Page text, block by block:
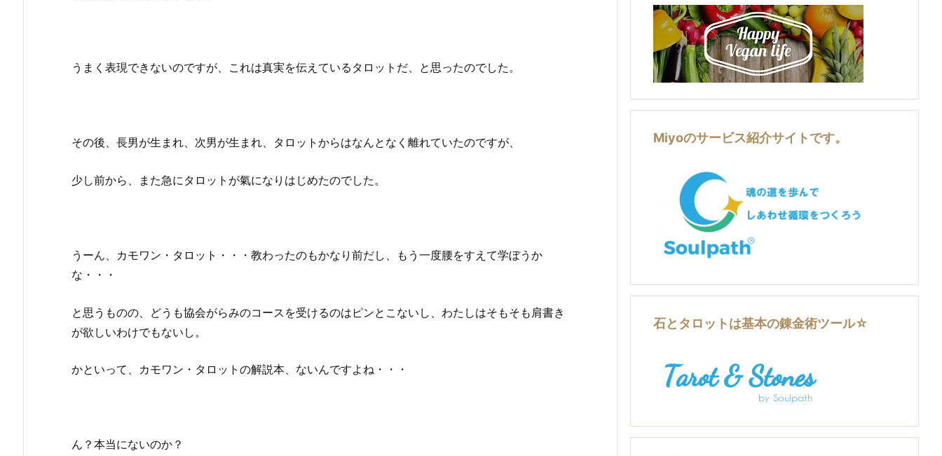
うまく表現できないのですが、これは真実を伝えているタロットだ、と思ったのでした。
その後、長男が生まれ、次男が生まれ、タロットからはなんとなく離れていたのですが、
少し前から、また急にタロットが氣になりはじめたのでした。
うーん、カモワン・タロット・・・教わったのもかなり前だし、もう一度腰をすえて学ぼうか
な・・・
と思うものの、どうも協会がらみのコースを受けるのはピンとこないし、わたしはそもそも肩書き
が欲しいわけでもないし。
かといって、カモワン・タロットの解説本、ないんですよね・・・
ん？本当にないのか？
Miyoのサービス紹介サイトです。
石とタロットは基本の錬金術ツール☆